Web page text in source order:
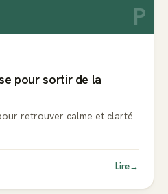
P
pour sortir de la
retrouver calme et clarté
Lire→